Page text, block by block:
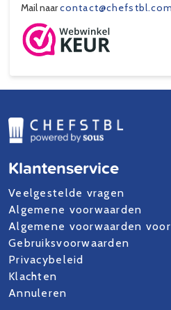
Mail naarcontact@chefstbl.com
Klantenservice
Veelgestelde vragen
Algemene voorwaarden
Algemene voorwaarden
Gebruiksvoorwaarden
Privacybeleid
Klachten
Annuleren